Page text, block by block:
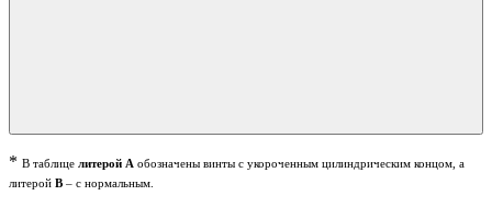
* В таблице литерой А обозначены винты с укороченным цилиндрическим концом, а
литерой В – с нормальным.